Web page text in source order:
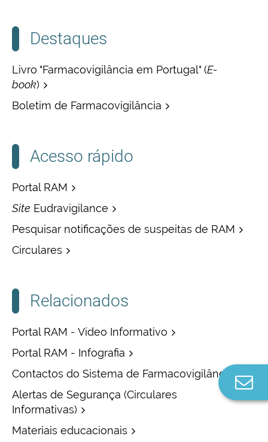
Destaques
Livro "Farmacovigilância em Portugal" (E-
book)
Boletim de Farmacovigilância
Acesso rápido
Portal RAM
Site Eudravigilance
Pesquisar notificações de suspeitas de RAM
Circulares
Relacionados
Portal RAM - Vídeo Informativo
Portal RAM - Infografia
Contactos do Sistema de Farmacovigilância
Alertas de Segurança (Circulares
Informativas)
Materiais educacionais